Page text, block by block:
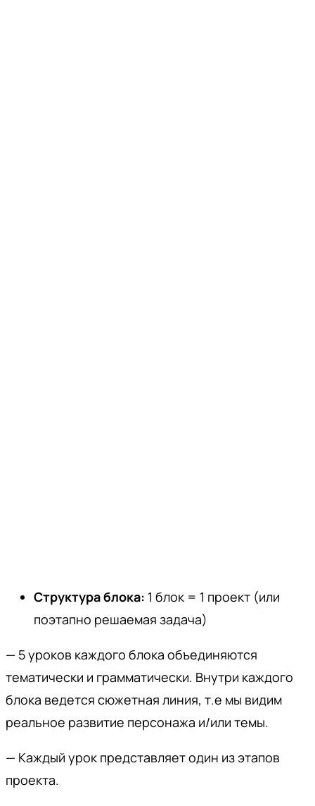
Структура блока: 1 блок = 1 проект (или
поэтапно решаемая задача)
— 5 уроков каждого блока объединяются
тематически и грамматически. Внутри каждого
блока ведется сюжетная линия, т.е мы видим
реальное развитие персонажа и/или темы.
— Каждый урок представляет один из этапов
проекта.